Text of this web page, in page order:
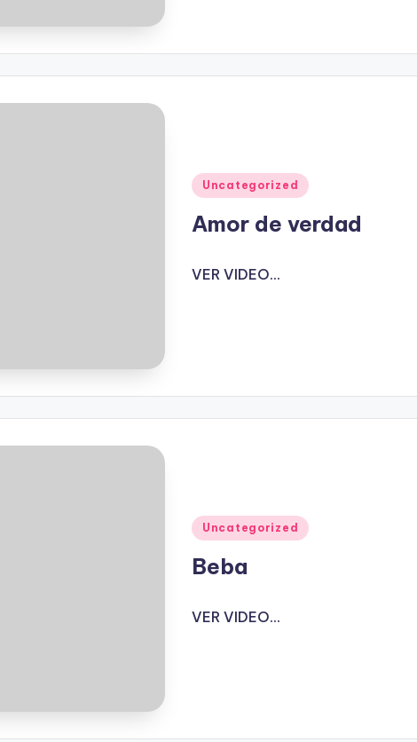
Publicado
Uncategorized
Amor de verdad
VER VIDEO...
Publicado
Uncategorized
Beba
VER VIDEO...